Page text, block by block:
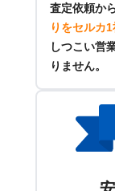
査定依頼か
りをセルカ
しつこい営
りません。